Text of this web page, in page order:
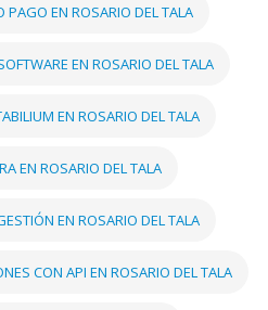
PAGO EN ROSARIO DEL TALA
EN ROSARIO DEL TALA
EN ROSARIO DEL TALA
EN ROSARIO DEL TALA
EN ROSARIO DEL TALA
CON API EN ROSARIO DEL TALA